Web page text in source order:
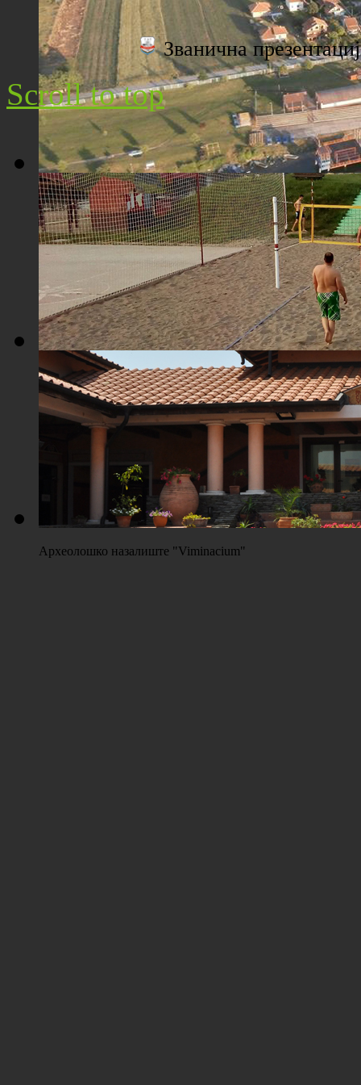
Плажа "Топољар" - Поглед са торња
Плажа "Топољар" - Поглед из ваздуха
Плажа "Топољар" - Терени на песку
Археолошко назалиште "Viminacium"
Званична
Scroll to top